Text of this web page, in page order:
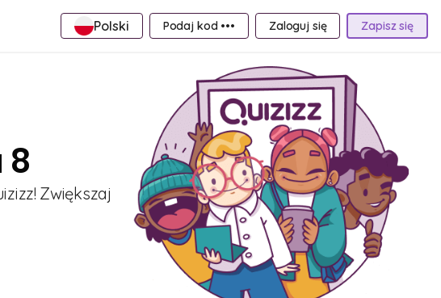
Polski Podaj kod ••• Zaloguj się Zapisz się
8
Zwiększaj